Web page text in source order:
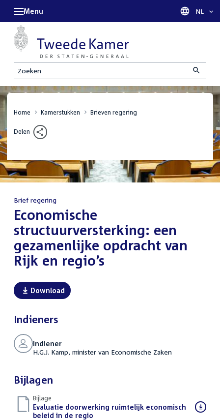
Zoeken
Menu Taal
NL
Home Kamerstukken Brieven regering
Delen
Brief regering
:Economische
structuurversterking: een
gezamenlijke opdracht van
Rijk en regio’s
Download
Indieners
Indiener
H.G.J. Kamp, minister van Economische Zaken
Bijlagen
Bijlage
Download
bestand:
Evaluatie doorwerking ruimtelijk economisch
beleid in de regio